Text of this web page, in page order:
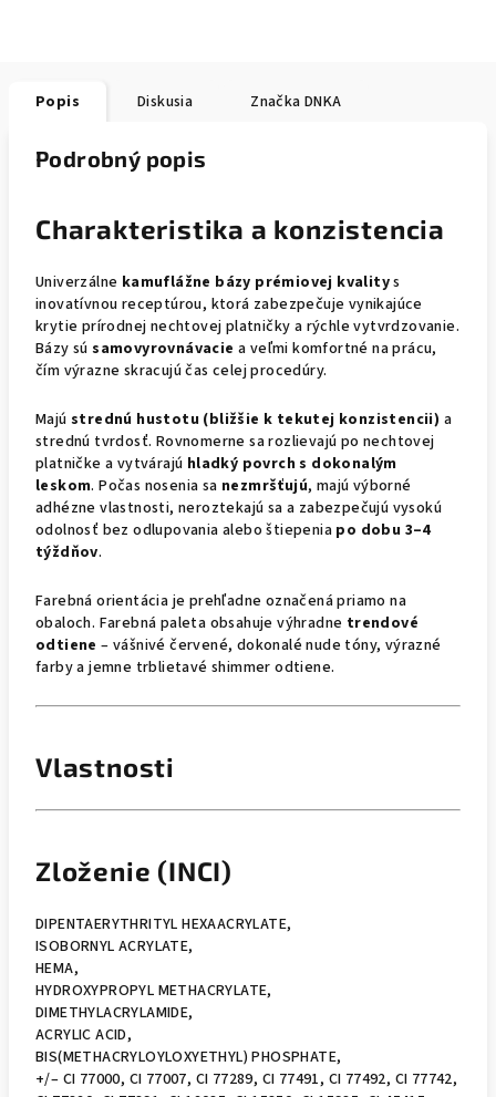
Popis Diskusia Značka DNKA
Podrobný popis
Charakteristika a konzistencia
Univerzálne kamuflážne bázy prémiovej kvalitys
inovatívnou receptúrou, ktorá zabezpečuje vynikajúce
krytie prírodnej nechtovej platničky a rýchle vytvrdzovanie.
Bázy súsamovyrovnávacie a veľmi komfortné na prácu,
čím výrazne skracujú čas celej procedúry.
Majú strednú hustotu (bližšie k tekutej konzistencii) a
strednú tvrdosť. Rovnomerne sa rozlievajú po nechtovej
platničke a vytvárajú hladký povrch s dokonalým
leskom. Počas nosenia sa nezmršťujú, majú výborné
adhézne vlastnosti, neroztekajú sa a zabezpečujú vysokú
odolnosť bez odlupovania alebo štiepenia po dobu 3–4
týždňov.
Farebná orientácia je prehľadne označená priamo na
obaloch. Farebná paleta obsahuje výhradne trendové
odtiene – vášnivé červené, dokonalé nude tóny, výrazné
farby a jemne trblietavé shimmer odtiene.
Vlastnosti
Zloženie (INCI)
DIPENTAERYTHRITYL HEXAACRYLATE,
ISOBORNYL ACRYLATE,
HEMA,
HYDROXYPROPYL METHACRYLATE,
DIMETHYLACRYLAMIDE,
ACRYLIC ACID,
BIS(METHACRYLOYLOXYETHYL) PHOSPHATE,
+/– CI 77000, CI 77007, CI 77289, CI 77491, CI 77492, CI 77742,